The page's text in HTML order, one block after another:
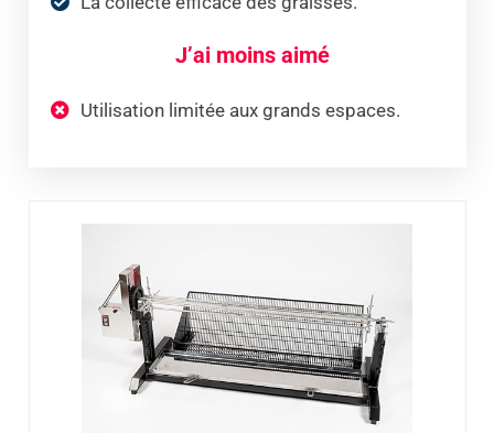
J’ai moins aimé
Utilisation limitée aux grands espaces.